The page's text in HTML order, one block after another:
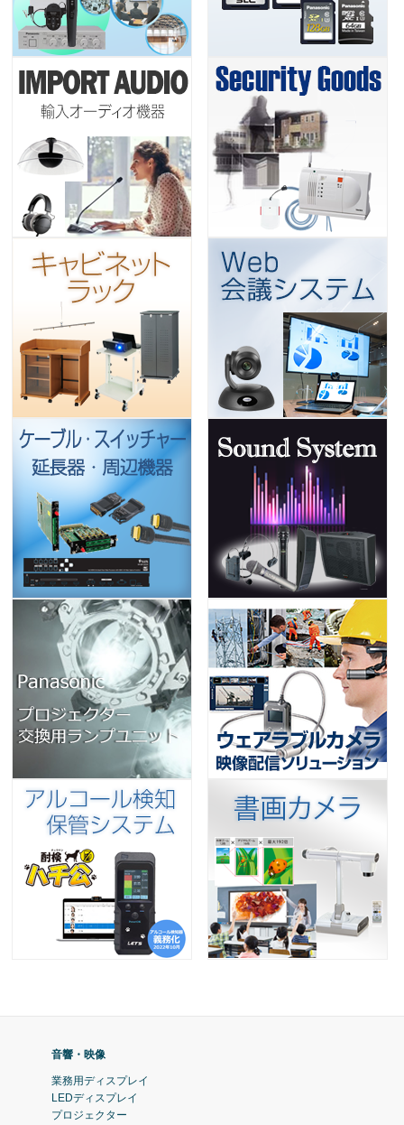
音響・映像
業務用ディスプレイ
LEDディスプレイ
プロジェクター